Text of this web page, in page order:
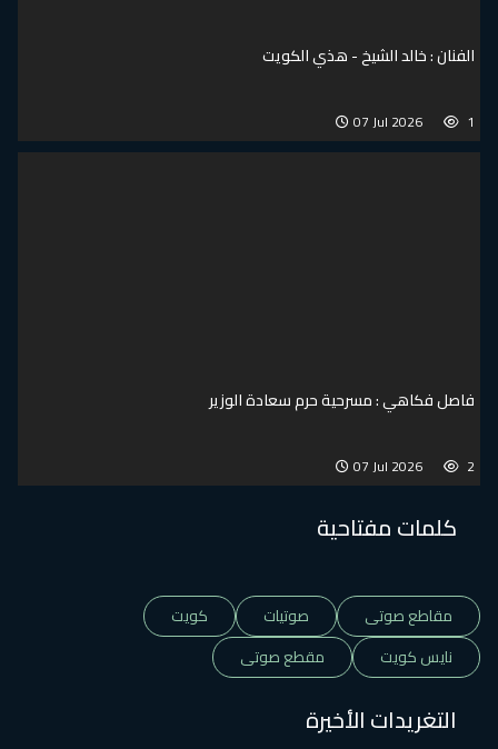
الفنان : خالد الشيخ - هذي الكويت
07 Jul 2026
فاصل فكاهي : مسرحية حرم سعادة الوزير
07 Jul 2026
كلمات مفتاحية
مقاطع صوتى صوتيات
كويت
نايس كويت
مقطع صوتى
التغريدات الأخيرة